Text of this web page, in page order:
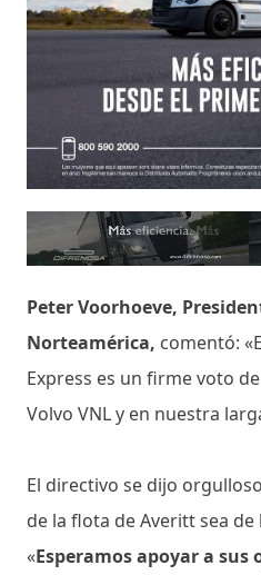
Peter Voorhoeve,
Norteamérica, comentó:
Express es un firme voto
Volvo VNL y en nuestra
El directivo se dijo
de la flota de Averitt sea de
«Esperamos apoyar a sus